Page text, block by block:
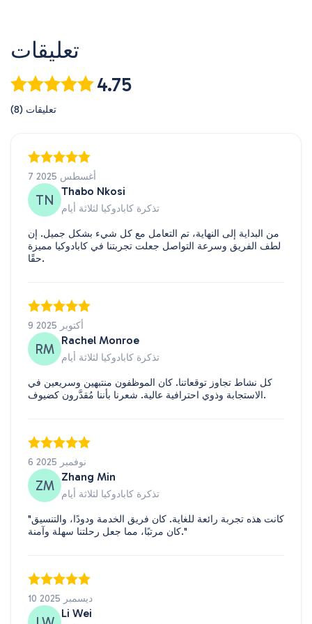
تعليقات
4.75
(8) تعليقات
7 أغسطس 2025
TN
Thabo Nkosi
تذكرة كابادوكيا لثلاثة أيام
من البداية إلى النهاية، تم التعامل مع كل شيء بشكل جميل. إن
لطف الفريق وسرعة التواصل جعلت تجربتنا في كابادوكيا مميزة
حقًا.
9 أكتوبر 2025
RM
Rachel Monroe
تذكرة كابادوكيا لثلاثة أيام
كل نشاط تجاوز توقعاتنا. كان الموظفون منتبهين وسريعين في
الاستجابة وذوي احترافية عالية. شعرنا بأننا مُقدَّرون كضيوف.
6 نوفمبر 2025
ZM
Zhang Min
تذكرة كابادوكيا لثلاثة أيام
"كانت هذه تجربة رائعة للغاية. كان فريق الخدمة ودودًا، والتنسيق
كان مرتبًا، مما جعل رحلتنا سهلة وآمنة."
10 ديسمبر 2025
Li Wei